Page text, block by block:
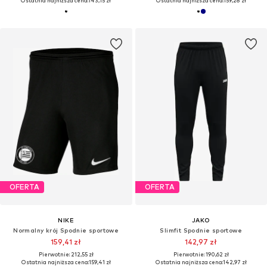
OFERTA
NIKE
Normalny krój Spodnie sportowe
159,41 zł
Pierwotnie: 212,55 zł
Ostatnia najniższa cena:159,41 zł
OFERTA
JAKO
Slimfit Spodnie sportowe
142,97 zł
Pierwotnie: 190,62 zł
Ostatnia najniższa cena:142,97 zł